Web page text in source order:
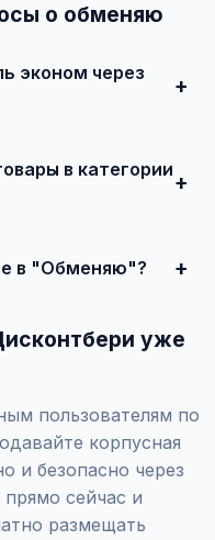
о обменяю
эконом через
в категории
в "Обменяю"?
заполните форму
— бесплатно!
уже
пользователям по
корпусная
и безопасно через
прямо сейчас и
размещать